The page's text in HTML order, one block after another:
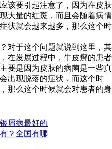
该要引起注意了，因为在皮肤
大量的红斑，而且会随着病情
状就会越来越多，那么这个时
对于这个问题就说到这里，其
在发展过程中，牛皮癣的患者
要是因为皮肤的病菌是一些真
出现脱落的症状，而这个时
那么这个时候就会对患者的身
屑病最好的
？全国有哪